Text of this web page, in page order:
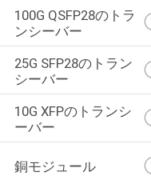
100G QSFP28のトラ
ンシーバー
25G SFP28のトラン
シーバー
10G XFPのトランシ
ーバー
銅モジュール